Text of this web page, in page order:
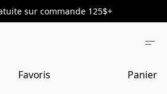
sur commande 125$+
Favoris Panier